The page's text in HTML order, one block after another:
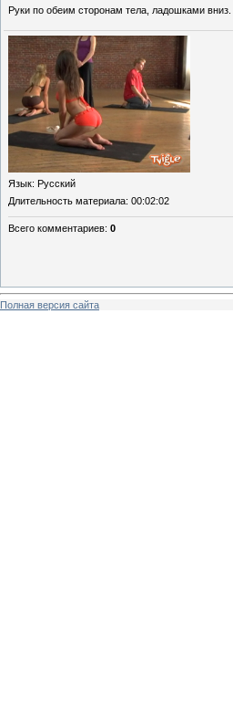
Руки по обеим сторонам тела, ладошками
Язык: Русский
Длительность материала: 00:02:02
Всего комментариев: 0
Полная версия сайта